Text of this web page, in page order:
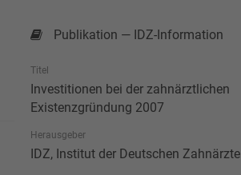
Publikation — IDZ-Information
Titel
Investitionen bei der zahnärztlichen
Existenzgründung 2007
Herausgeber
IDZ, Institut der Deutschen Zahnärzte